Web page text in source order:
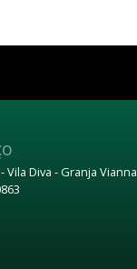
Vila Diva - Granja Vianna